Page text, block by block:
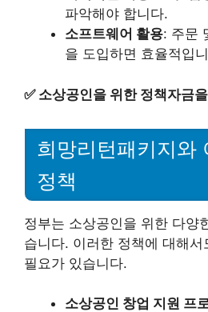
파악해야 합니다.
소프트웨어 활용: 주문
을 도입하면 효율적입
✅ 소상공인을 위한 정책자금
희망리턴패키지와
정책
정부는 소상공인을 위한 다양
습니다. 이러한 정책에 대해
필요가 있습니다.
소상공인 창업 지원 프